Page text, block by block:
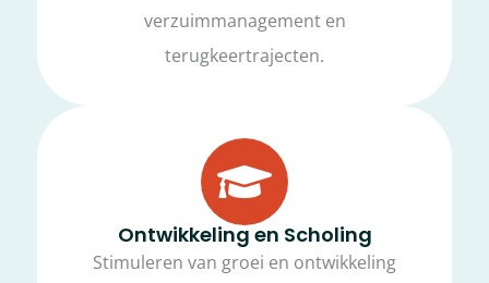
verzuimmanagement en
terugkeertrajecten.
Ontwikkeling en Scholing
Stimuleren van groei en ontwikkeling